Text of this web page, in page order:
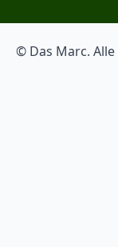
© Das Marc.